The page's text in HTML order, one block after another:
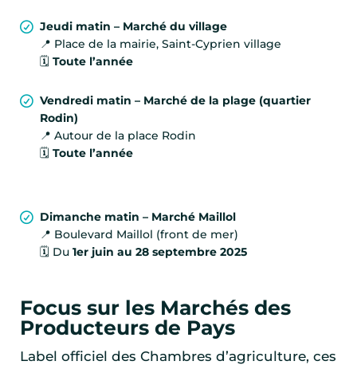
Jeudi matin – Marché du village
📍 Place de la mairie, Saint-Cyprien village
🗓️ Toute l’année
Vendredi matin – Marché de la plage (quartier
Rodin)
📍 Autour de la place Rodin
🗓️ Toute l’année
Dimanche matin – Marché Maillol
📍 Boulevard Maillol (front de mer)
🗓️ Du 1er juin au 28 septembre 2025
Focus sur les Marchés des
Producteurs de Pays
Label officiel des Chambres d’agriculture, ces